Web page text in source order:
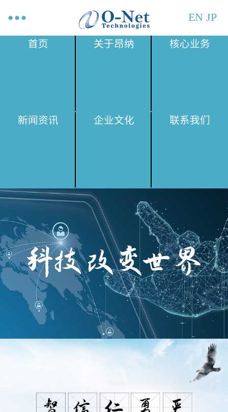
EN JP
首页 关于昂纳 核心业务
新闻资讯 企业文化 联系我们